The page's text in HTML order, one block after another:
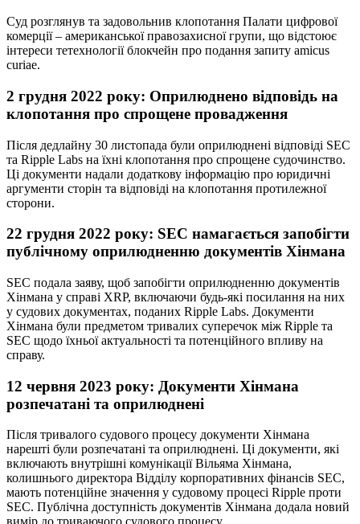
Суд розглянув та задовольнив клопотання Палати цифрової
комерції – американської правозахисної групи, що відстоює
інтереси тетехнології блокчейн про подання запиту amicus
curiae.
2 грудня 2022 року: Оприлюднено відповідь на
клопотання про спрощене провадження
Після дедлайну 30 листопада були оприлюднені відповіді SEC
та Ripple Labs на їхні клопотання про спрощене судочинство.
Ці документи надали додаткову інформацію про юридичні
аргументи сторін та відповіді на клопотання протилежної
сторони.
22 грудня 2022 року: SEC намагається запобігти
публічному оприлюдненню документів Хінмана
SEC подала заяву, щоб запобігти оприлюдненню документів
Хінмана у справі XRP, включаючи будь-які посилання на них
у судових документах, поданих Ripple Labs. Документи
Хінмана були предметом тривалих суперечок між Ripple та
SEC щодо їхньої актуальності та потенційного впливу на
справу.
12 червня 2023 року: Документи Хінмана
розпечатані та оприлюднені
Після тривалого судового процесу документи Хінмана
нарешті були розпечатані та оприлюднені. Ці документи, які
включають внутрішні комунікації Вільяма Хінмана,
колишнього директора Відділу корпоративних фінансів SEC,
мають потенційне значення у судовому процесі Ripple проти
SEC. Публічна доступність документів Хінмана додала новий